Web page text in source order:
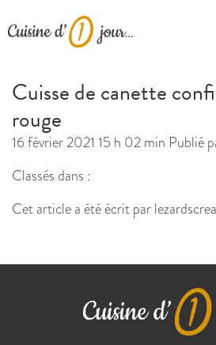
Cuisse de canette
rouge
16 février 2021 15 h 02 min Publié
Classés dans :
Cet article a été écrit par